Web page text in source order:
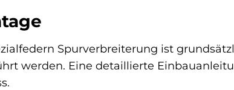
Spurverbreiterung ist
werden. Eine detaillierte